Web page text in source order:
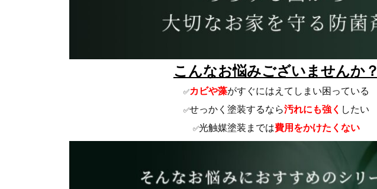
こんなお悩みございませんか？
✅カビや藻がすぐにはえてしまい困っている
✅せっかく塗装するなら汚れにも強く したい
✅光触媒塗装までは費用をかけたくない